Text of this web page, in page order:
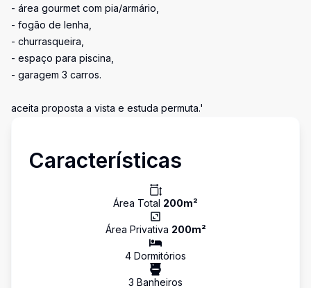
- área gourmet com pia/armário,
- fogão de lenha,
- churrasqueira,
- espaço para piscina,
- garagem 3 carros.
aceita proposta a vista e estuda permuta.'
Características
Área Total 200m²
Área Privativa 200m²
4 Dormitórios
3 Banheiros